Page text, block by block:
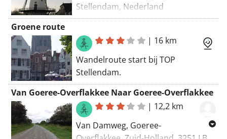
Stellendam, Nederland
Naar Voorstraat 1, 3251 BB
Routering Wandelen - knooppunten
Groene route
| 16 km
Wandelroute start bij TOP
Stellendam.
Van Goeree-Overflakkee Naar Goeree-Overflakkee
| 12,2 km
Van Damweg, Goeree-